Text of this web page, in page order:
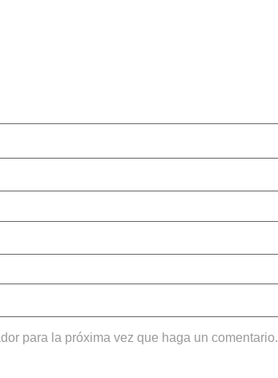
para la próxima vez que haga un comentario.